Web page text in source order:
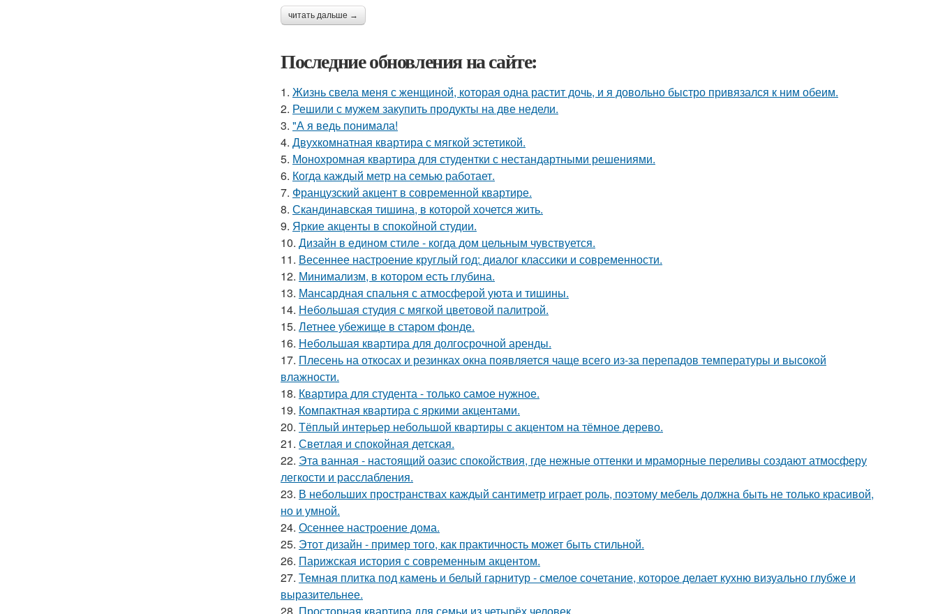
читать дальше →
Последние обновления на сайте:
1. Жизнь свела меня с женщиной, которая одна растит дочь, и я довольно быстро привязался к ним обеим.
2. Решили с мужем закупить продукты на две недели.
3. "А я ведь понимала!
4. Двухкомнатная квартира с мягкой эстетикой.
5. Монохромная квартира для студентки с нестандартными решениями.
6. Когда каждый метр на семью работает.
7. Французский акцент в современной квартире.
8. Скандинавская тишина, в которой хочется жить.
9. Яркие акценты в спокойной студии.
10. Дизайн в едином стиле - когда дом цельным чувствуется.
11. Весеннее настроение круглый год: диалог классики и современности.
12. Минимализм, в котором есть глубина.
13. Мансардная спальня с атмосферой уюта и тишины.
14. Небольшая студия с мягкой цветовой палитрой.
15. Летнее убежище в старом фонде.
16. Небольшая квартира для долгосрочной аренды.
17. Плесень на откосах и резинках окна появляется чаще всего из-за перепадов температуры и высокой
влажности.
18. Квартира для студента - только самое нужное.
19. Компактная квартира с яркими акцентами.
20. Тёплый интерьер небольшой квартиры с акцентом на тёмное дерево.
21. Светлая и спокойная детская.
22. Эта ванная - настоящий оазис спокойствия, где нежные оттенки и мраморные переливы создают атмосферу
легкости и расслабления.
23. В небольших пространствах каждый сантиметр играет роль, поэтому мебель должна быть не только красивой,
но и умной.
24. Осеннее настроение дома.
25. Этот дизайн - пример того, как практичность может быть стильной.
26. Парижская история с современным акцентом.
27. Темная плитка под камень и белый гарнитур - смелое сочетание, которое делает кухню визуально глубже и
выразительнее.